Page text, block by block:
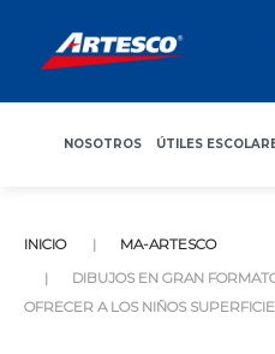
NOSOTROS ÚTILES
INICIO
MA-ARTESCO
DIBUJOS EN GRAN
OFRECER A LOS NIÑOS